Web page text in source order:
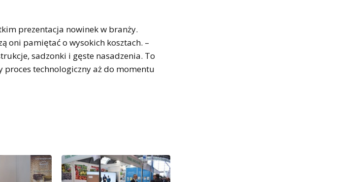
prezentacja nowinek w branży.
oni pamiętać o wysokich kosztach. –
sadzonki i gęste nasadzenia. To
proces technologiczny aż do momentu